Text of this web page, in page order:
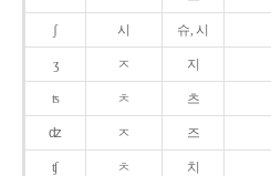
ʃ 시 슈, 시
ʒ ㅈ 지
ʦ ㅊ 츠
ʣ ㅈ 즈
ʧ ㅊ 치